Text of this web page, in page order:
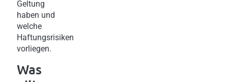
Geltung
haben und
welche
Haftungsrisiken
vorliegen.
Was